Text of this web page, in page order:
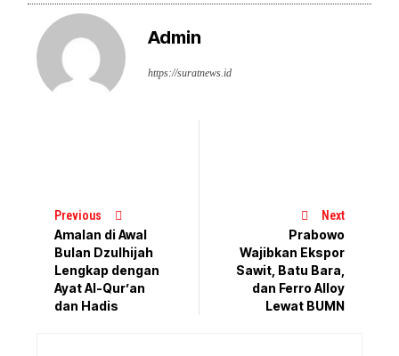
Admin
https://suratnews.id
Previous
Amalan di Awal
Bulan Dzulhijah
Lengkap dengan
Ayat Al-Qur’an
dan Hadis
Next
Prabowo
Wajibkan Ekspor
Sawit, Batu Bara,
dan Ferro Alloy
Lewat BUMN